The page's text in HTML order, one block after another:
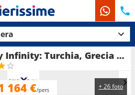
Crociera Celebrity Infinity: Turchia, Grecia in partenza da Pireo - Atene
+ 26 foto
164 €/pers